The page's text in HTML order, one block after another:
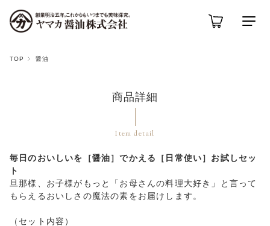
TOP 醤油
商品詳細
Item detail
毎日のおいしいを［醤油］でかえる［日常使い］お試しセッ
ト
旦那様、お子様がもっと「お母さんの料理大好き」と言って
もらえるおいしさの魔法の素をお届けします。
（セット内容）